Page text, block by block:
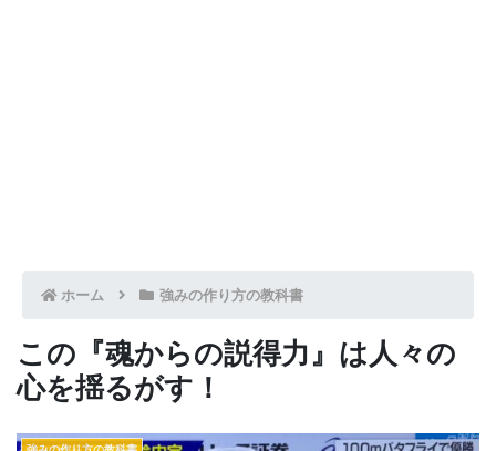
ホーム 強みの作り方の教科書
この『魂からの説得力』は人々の
心を揺るがす！